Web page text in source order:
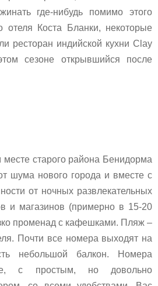
где-нибудь помимо этого
отеля Коста Бланки, некоторые
ресторан индийской кухни Clay
сезоне открывшийся после
месте старого района Бенидорма
шума нового города и вместе с
от ночных развлекательных
и магазинов (примерно в 15-20
променад с кафешками. Пляж –
Почти все номера выходят на
небольшой балкон. Номера
с простым, но довольно